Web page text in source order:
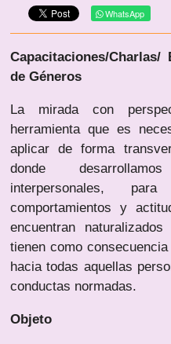
WhatsApp
Capacitaciones/
de Géneros
La mirada con
herramienta que es
aplicar de forma
donde
interpersonales,
comportamientos y
encuentran
tienen como
hacia todas aquellas
conductas normadas.
Objeto